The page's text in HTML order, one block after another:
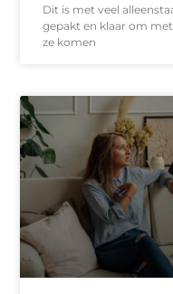
Dit is met veel
gepakt en klaar om
ze komen